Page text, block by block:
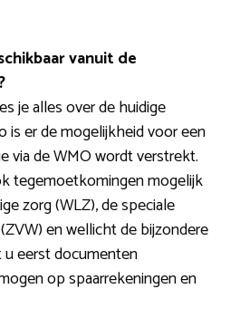
vanuit de
je alles over de huidige
is er de mogelijkheid voor een
via de WMO wordt verstrekt.
tegemoetkomingen mogelijk
zorg (WLZ), de speciale
en wellicht de bijzondere
eerst documenten
op spaarrekeningen en